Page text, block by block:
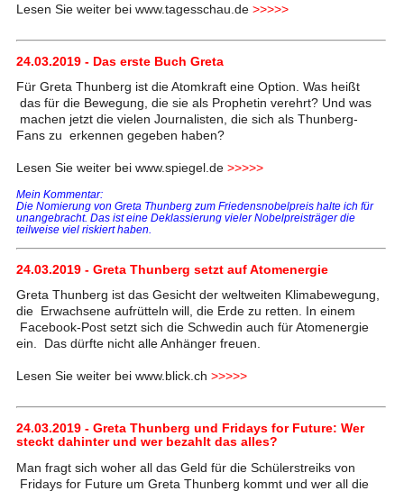
Lesen Sie weiter bei www.tagesschau.de >>>>>
24.03.2019 - Das erste Buch Greta
Für Greta Thunberg ist die Atomkraft eine Option. Was heißt
das für die Bewegung, die sie als Prophetin verehrt? Und was
machen jetzt die vielen Journalisten, die sich als Thunberg-
Fans zu erkennen gegeben haben?
Lesen Sie weiter bei www.spiegel.de >>>>>
Mein Kommentar:
Die Nomierung von Greta Thunberg zum Friedensnobelpreis halte ich für
unangebracht. Das ist eine Deklassierung vieler Nobelpreisträger die
teilweise viel riskiert haben.
24.03.2019 - Greta Thunberg setzt auf Atomenergie
Greta Thunberg ist das Gesicht der weltweiten Klimabewegung,
die Erwachsene aufrütteln will, die Erde zu retten. In einem
Facebook-Post setzt sich die Schwedin auch für Atomenergie
ein. Das dürfte nicht alle Anhänger freuen.
Lesen Sie weiter bei www.blick.ch >>>>>
24.03.2019 - Greta Thunberg und Fridays for Future: Wer
steckt dahinter und wer bezahlt das alles?
Man fragt sich woher all das Geld für die Schülerstreiks von
Fridays for Future um Greta Thunberg kommt und wer all die